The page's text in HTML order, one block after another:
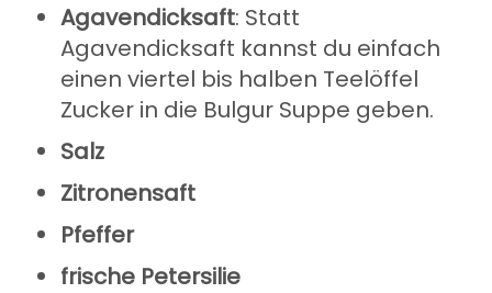
Agavendicksaft: Statt
Agavendicksaft kannst du einfach
einen viertel bis halben Teelöffel
Zucker in die Bulgur Suppe geben.
Salz
Zitronensaft
Pfeffer
frische Petersilie